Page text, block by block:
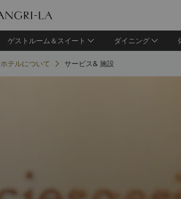
ゲストルーム＆スイート ダイニング
ホテルについて サービス& 施設